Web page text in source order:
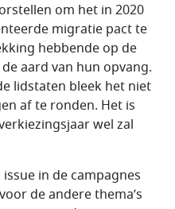
om het in 2020
migratie pact te
hebbende op de
aard van hun opvang.
lidstaten bleek het niet
af te ronden. Het is
wel zal
in de campagnes
de andere thema’s